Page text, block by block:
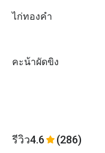
ไก่ทองคำ
คะน้าผัดขิง
รีวิว4.6 (286)